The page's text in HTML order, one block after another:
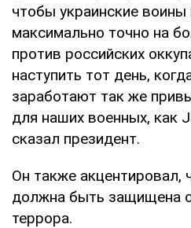
чтобы украинские
максимально точно на
против российских
наступить тот день,
заработают так же
для наших военных, как
сказал президент.
Он также акцентировал,
должна быть защищена
террора.